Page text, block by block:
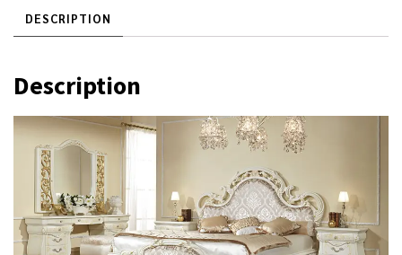
0
0
.
0
0
0
.
6
0
0
.
DESCRIPTION
Description